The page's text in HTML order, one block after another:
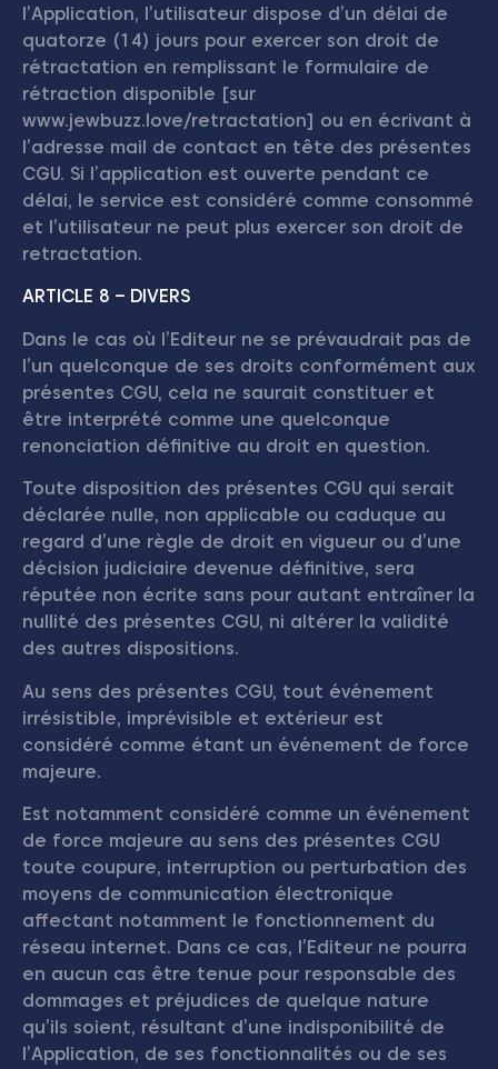
l’Application, l’utilisateur dispose d’un délai de
quatorze (14) jours pour exercer son droit de
rétractation en remplissant le formulaire de
rétraction disponible [sur
www.jewbuzz.love/retractation] ou en écrivant à
l’adresse mail de contact en tête des présentes
CGU. Si l’application est ouverte pendant ce
délai, le service est considéré comme consommé
et l’utilisateur ne peut plus exercer son droit de
retractation.
ARTICLE 8 – DIVERS
Dans le cas où l’Editeur ne se prévaudrait pas de
l’un quelconque de ses droits conformément aux
présentes CGU, cela ne saurait constituer et
être interprété comme une quelconque
renonciation définitive au droit en question.
Toute disposition des présentes CGU qui serait
déclarée nulle, non applicable ou caduque au
regard d’une règle de droit en vigueur ou d’une
décision judiciaire devenue définitive, sera
réputée non écrite sans pour autant entraîner la
nullité des présentes CGU, ni altérer la validité
des autres dispositions.
Au sens des présentes CGU, tout événement
irrésistible, imprévisible et extérieur est
considéré comme étant un événement de force
majeure.
Est notamment considéré comme un événement
de force majeure au sens des présentes CGU
toute coupure, interruption ou perturbation des
moyens de communication électronique
affectant notamment le fonctionnement du
réseau internet. Dans ce cas, l’Editeur ne pourra
en aucun cas être tenue pour responsable des
dommages et préjudices de quelque nature
qu’ils soient, résultant d’une indisponibilité de
l’Application, de ses fonctionnalités ou de ses